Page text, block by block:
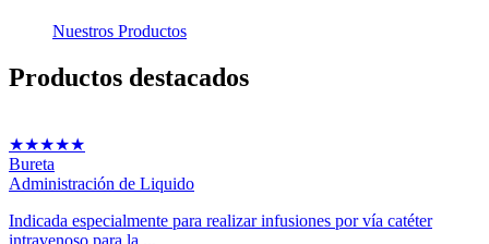
Nuestros Productos
Productos destacados
★★★★★
Bureta
Administración de Liquido
Indicada especialmente para realizar infusiones por vía catéter
intravenoso para la ...